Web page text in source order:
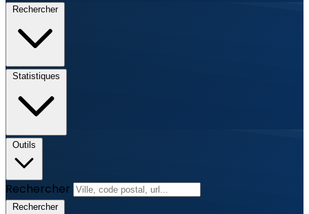
Rechercher
Statistiques
Outils
Rechercher
Rechercher